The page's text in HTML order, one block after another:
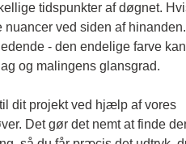
tidspunkter af døgnet.
nuancer ved siden af
- den endelige farve
og malingens glansgrad.
dit projekt ved hjælp af vores
Det gør det nemt at finde